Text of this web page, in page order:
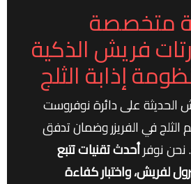
متخصصة
فريش الذكية
إذابة الثلج
الحديثة على دائرة نوفروست
الثلج في الفريزر وضمان تدفق
نحن نوفرأحدث تقنيات تتبع
لفريش، واختبار كفاءة